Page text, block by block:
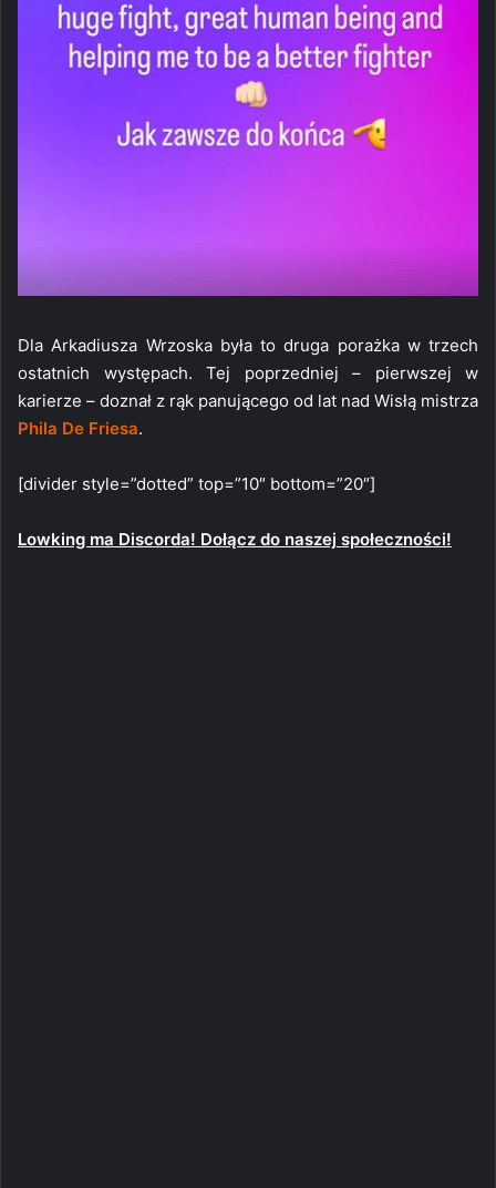
Dla Arkadiusza Wrzoska była to druga porażka w trzech
ostatnich występach. Tej poprzedniej – pierwszej w
karierze – doznał z rąk panującego od lat nad Wisłą mistrza
Phila De Friesa.
[divider style=”dotted” top=”10″ bottom=”20″]
Lowking ma Discorda! Dołącz do naszej społeczności!